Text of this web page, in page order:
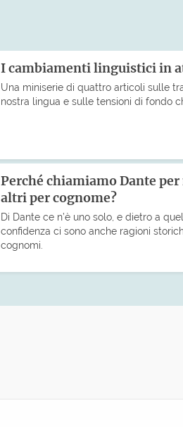
I cambiamenti linguistici in
Una miniserie di quattro articoli sulle
nostra lingua e sulle tensioni di fondo
Perché chiamiamo Dante
altri per cognome?
Di Dante ce n’è uno solo, e dietro a
confidenza ci sono anche ragioni
cognomi.